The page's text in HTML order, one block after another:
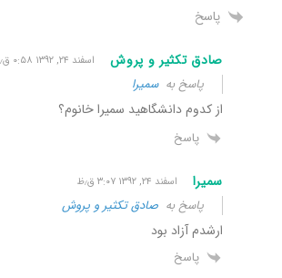
پاسخ
صادق تکثیر و پروش اسفند ۲۴, ۱۳۹۲ ۰:۵۸ ق٫ظ
پاسخ بهسمیرا
از کدوم دانشگاهید سمیرا خانوم؟
پاسخ
سمیرا اسفند ۲۴, ۱۳۹۲ ۳:۰۷ ق٫ظ
پاسخ به صادق تکثیر و پروش
ارشدم آزاد بود
پاسخ